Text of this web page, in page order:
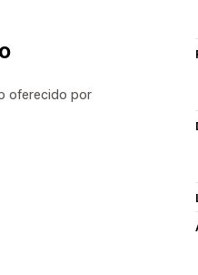
oferecido por